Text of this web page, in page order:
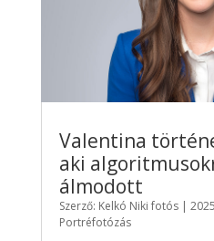
Valentina
aki
álmodott
Szerző: Kelkó Niki fotós|
Portréfotózás